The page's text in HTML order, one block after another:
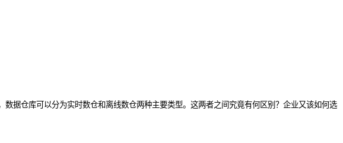
据仓库可以分为实时数仓和离线数仓两种主要类型。这两者之间究竟有何区别？企业又该如何选